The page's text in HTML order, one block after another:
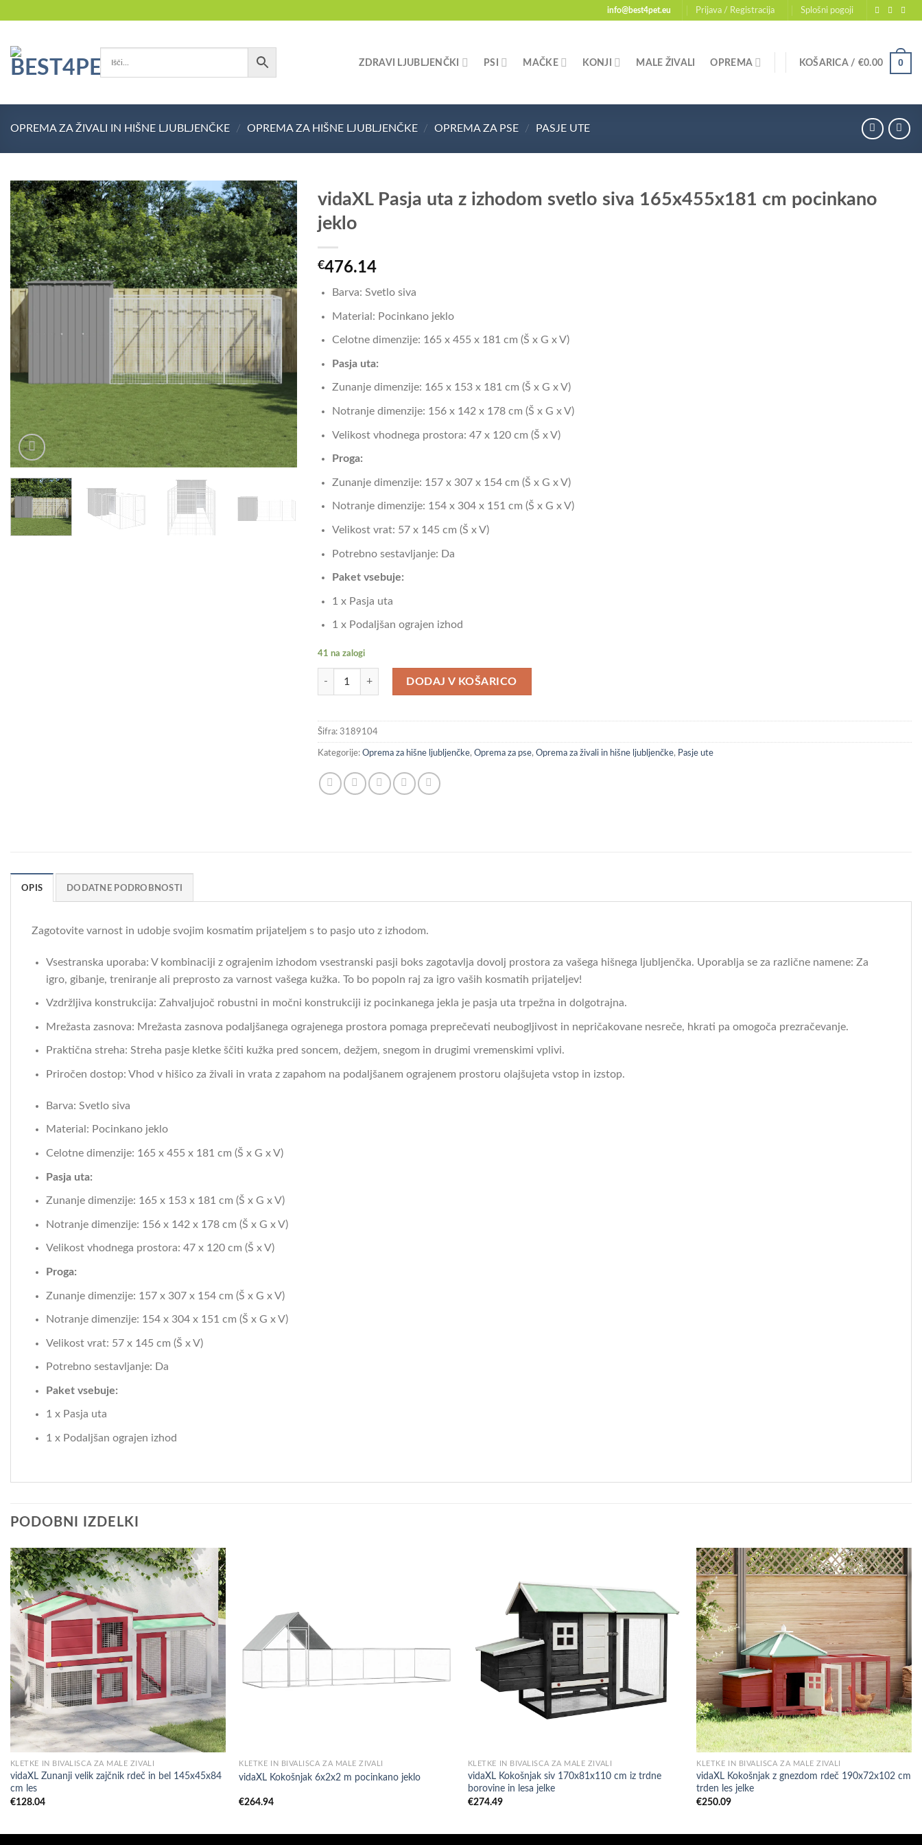
info@best4pet.eu Prijava / Registracija Splošni pogoji
ZDRAVI LJUBLJENČKI PSI MAČKE KONJI MALE ŽIVALI OPREMA KOŠARICA / €0.00 0
OPREMA ZA ŽIVALI IN HIŠNE LJUBLJENČKE / OPREMA ZA HIŠNE LJUBLJENČKE / OPREMA ZA PSE / PASJE UTE
vidaXL Pasja uta z izhodom svetlo siva 165x455x181 cm pocinkano
jeklo
€476.14
Barva: Svetlo siva
Material: Pocinkano jeklo
Celotne dimenzije: 165 x 455 x 181 cm (Š x G x V)
Pasja uta:
Zunanje dimenzije: 165 x 153 x 181 cm (Š x G x V)
Notranje dimenzije: 156 x 142 x 178 cm (Š x G x V)
Velikost vhodnega prostora: 47 x 120 cm (Š x V)
Proga:
Zunanje dimenzije: 157 x 307 x 154 cm (Š x G x V)
Notranje dimenzije: 154 x 304 x 151 cm (Š x G x V)
Velikost vrat: 57 x 145 cm (Š x V)
Potrebno sestavljanje: Da
Paket vsebuje:
1 x Pasja uta
1 x Podaljšan ograjen izhod
41 na zalogi
vidaXL Pasja uta z izhodom svetlo siva 165x455x181 cm pocinkano jeklo količina
DODAJ V KOŠARICO
Šifra: 3189104
Kategorije: Oprema za hišne ljubljenčke, Oprema za pse, Oprema za živali in hišne ljubljenčke, Pasje ute
OPIS DODATNE PODROBNOSTI
Zagotovite varnost in udobje svojim kosmatim prijateljem s to pasjo uto z izhodom.
Vsestranska uporaba: V kombinaciji z ograjenim izhodom vsestranski pasji boks zagotavlja dovolj prostora za vašega hišnega ljubljenčka. Uporablja se za različne namene: Za
igro, gibanje, treniranje ali preprosto za varnost vašega kužka. To bo popoln raj za igro vaših kosmatih prijateljev!
Vzdržljiva konstrukcija: Zahvaljujoč robustni in močni konstrukciji iz pocinkanega jekla je pasja uta trpežna in dolgotrajna.
Mrežasta zasnova: Mrežasta zasnova podaljšanega ograjenega prostora pomaga preprečevati neubogljivost in nepričakovane nesreče, hkrati pa omogoča prezračevanje.
Praktična streha: Streha pasje kletke ščiti kužka pred soncem, dežjem, snegom in drugimi vremenskimi vplivi.
Priročen dostop: Vhod v hišico za živali in vrata z zapahom na podaljšanem ograjenem prostoru olajšujeta vstop in izstop.
Barva: Svetlo siva
Material: Pocinkano jeklo
Celotne dimenzije: 165 x 455 x 181 cm (Š x G x V)
Pasja uta:
Zunanje dimenzije: 165 x 153 x 181 cm (Š x G x V)
Notranje dimenzije: 156 x 142 x 178 cm (Š x G x V)
Velikost vhodnega prostora: 47 x 120 cm (Š x V)
Proga:
Zunanje dimenzije: 157 x 307 x 154 cm (Š x G x V)
Notranje dimenzije: 154 x 304 x 151 cm (Š x G x V)
Velikost vrat: 57 x 145 cm (Š x V)
Potrebno sestavljanje: Da
Paket vsebuje:
1 x Pasja uta
1 x Podaljšan ograjen izhod
PODOBNI IZDELKI
KLETKE IN BIVALIŠČA ZA MALE ŽIVALI
vidaXL Zunanji velik zajčnik rdeč in bel 145x45x84
cm les
€128.04
KLETKE IN BIVALIŠČA ZA MALE ŽIVALI
vidaXL Kokošnjak 6x2x2 m pocinkano jeklo
€264.94
KLETKE IN BIVALIŠČA ZA MALE ŽIVALI
vidaXL Kokošnjak siv 170x81x110 cm iz trdne
borovine in lesa jelke
€274.49
KLETKE IN BIVALIŠČA ZA MALE ŽIVALI
vidaXL Kokošnjak z gnezdom rdeč 190x72x102 cm
trden les jelke
€250.09